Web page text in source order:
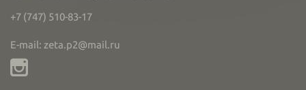
+7 (747) 510-83-17
E-mail: zeta.p2@mail.ru